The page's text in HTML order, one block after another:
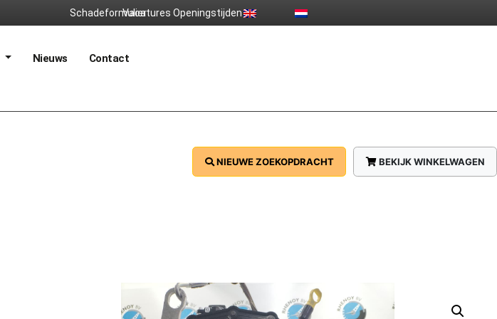
SchadeformulierVacatures Openingstijden
Nieuws Contact
BEKIJK WINKELWAGEN
NIEUWE ZOEKOPDRACHT